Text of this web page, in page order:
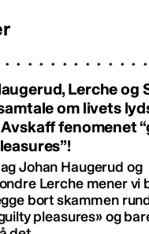
Lerche og
om livets
Avskaff fenomenet
Johan Haugerud og
Lerche mener vi
bort skammen
pleasures» og